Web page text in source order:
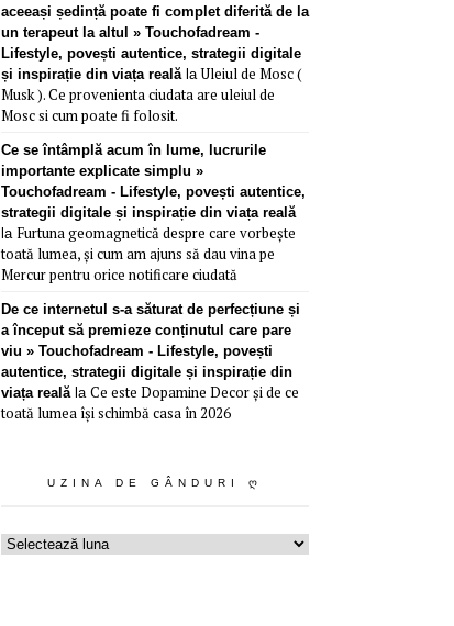
aceeași ședință poate fi complet diferită de la
un terapeut la altul » Touchofadream -
Lifestyle, povești autentice, strategii digitale
și inspirație din viața reală laUleiul de Mosc (
Musk ). Ce provenienta ciudata are uleiul de
Mosc si cum poate fi folosit.
Ce se întâmplă acum în lume, lucrurile
importante explicate simplu »
Touchofadream - Lifestyle, povești autentice,
strategii digitale și inspirație din viața reală
la Furtuna geomagnetică despre care vorbește
toată lumea, și cum am ajuns să dau vina pe
Mercur pentru orice notificare ciudată
De ce internetul s-a săturat de perfecțiune și
a început să premieze conținutul care pare
viu » Touchofadream - Lifestyle, povești
autentice, strategii digitale și inspirație din
viața reală la Ce este Dopamine Decor și de ce
toată lumea își schimbă casa în 2026
UZINA DE GÂNDURI Ღ
Uzina